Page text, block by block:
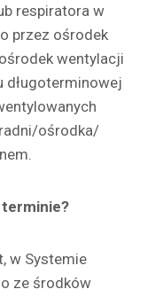
respiratora w
przez ośrodek
wentylacji
długoterminowej
ośrodka/
terminie?
w Systemie
ze środków